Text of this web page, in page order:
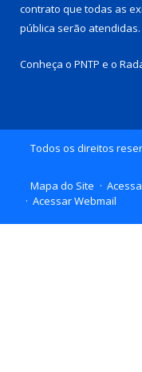
contrato que todas as
pública serão atendidas.
Conheça o PNTP e o
Todos os direitos
Mapa do Site
Acessar Webmail